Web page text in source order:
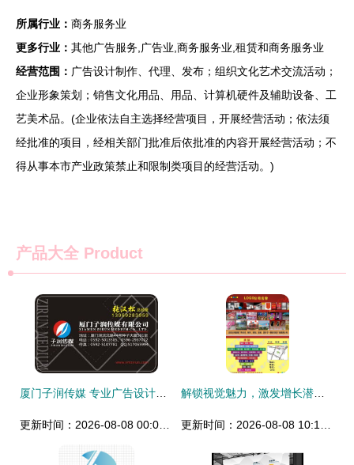
所属行业： 商务服务业
更多行业： 其他广告服务,广告业,商务服务业,租赁和商务服务业
经营范围： 广告设计制作、代理、发布；组织文化艺术交流活动；
企业形象策划；销售文化用品、用品、计算机硬件及辅助设备、工
艺美术品。(企业依法自主选择经营项目，开展经营活动；依法须
经批准的项目，经相关部门批准后依批准的内容开展经营活动；不
得从事本市产业政策禁止和限制类项目的经营活动。)
产品大全 Product